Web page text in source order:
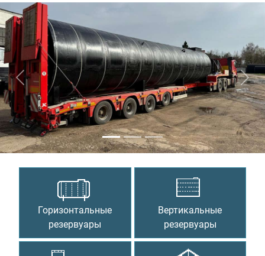
Предыдущий
Горизонтальные
резервуары
Вертикальные
резервуары